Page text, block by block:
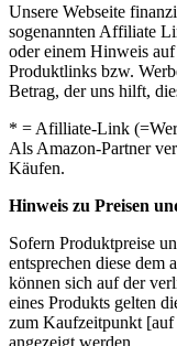
Unsere Webseite
sogenannten Affiliate
oder einem Hinweis
Produktlinks bzw.
Betrag, der uns hilft,
* = Afilliate-Link
Als Amazon-Partner
Käufen.
Hinweis zu Preisen
Sofern Produktpreise
entsprechen diese dem
können sich auf der
eines Produkts gelten
zum Kaufzeitpunkt [auf
angezeigt werden.